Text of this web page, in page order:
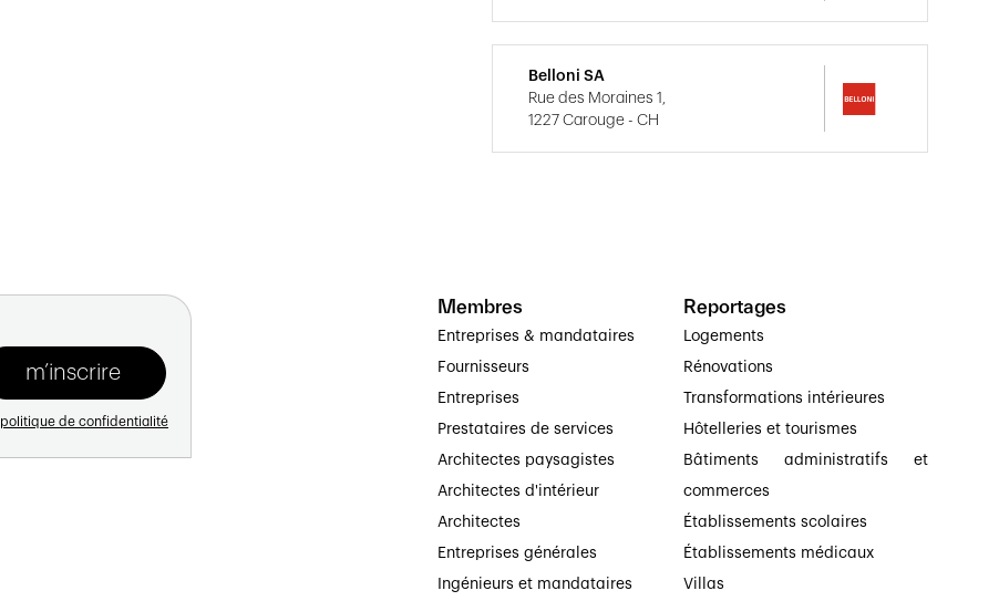
Belloni SA
Rue des Moraines 1,
1227 Carouge - CH
politique de confidentialité
Membres
Entreprises & mandataires
Fournisseurs
Entreprises
Prestataires de services
Architectes paysagistes
Architectes d'intérieur
Architectes
Entreprises générales
Ingénieurs et mandataires
Reportages
Logements
Rénovations
Transformations intérieures
Hôtelleries et tourismes
Bâtiments administratifs et
commerces
Établissements scolaires
Établissements médicaux
Villas